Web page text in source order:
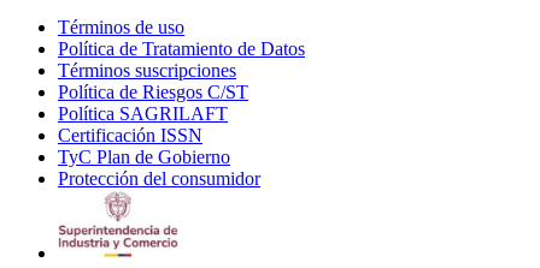
Términos de uso
in
new
window
Política de Tratamiento de Datos
Términos suscripciones
in
Política de Riesgos C/ST
Política SAGRILAFT
new
window
Certificación ISSN
in
new
TyC Plan de Gobierno
in
Protección del consumidorOpens